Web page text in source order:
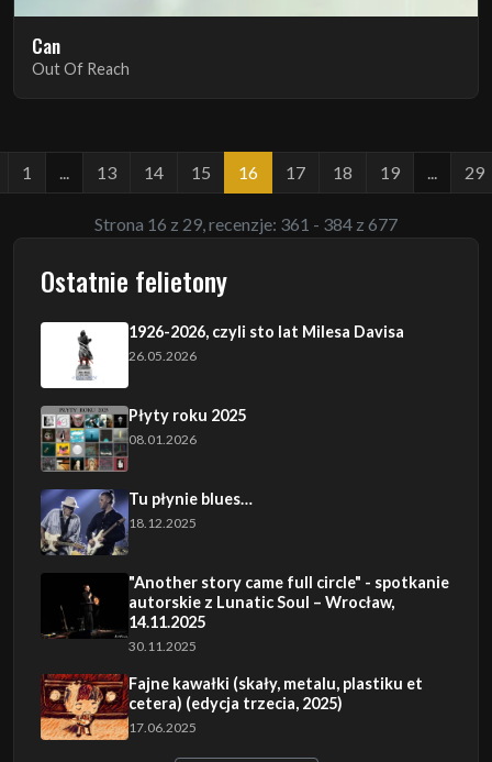
Can
Out Of Reach
1 13 14 15 16 17 18 19 29
Strona 16 z 29, recenzje: 361 - 384 z 677
Ostatnie felietony
1926-2026, czyli sto lat Milesa Davisa
26.05.2026
Płyty roku 2025
08.01.2026
Tu płynie blues…
18.12.2025
"Another story came full circle" - spotkanie
autorskie z Lunatic Soul – Wrocław,
14.11.2025
30.11.2025
Fajne kawałki (skały, metalu, plastiku et
cetera) (edycja trzecia, 2025)
17.06.2025